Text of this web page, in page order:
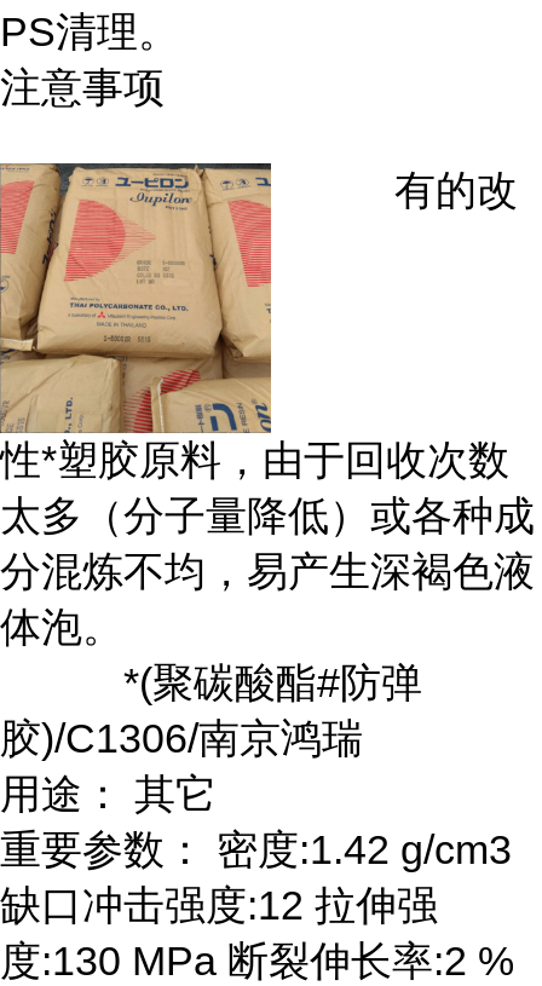
PS清理。
注意事项
有的改
性*塑胶原料，由于回收次数
太多（分子量降低）或各种成
分混炼不均，易产生深褐色液
体泡。
*(聚碳酸酯#防弹
胶)/C1306/南京鸿瑞
用途： 其它
重要参数： 密度:1.42 g/cm3
缺口冲击强度:12 拉伸强
度:130 MPa 断裂伸长率:2 %